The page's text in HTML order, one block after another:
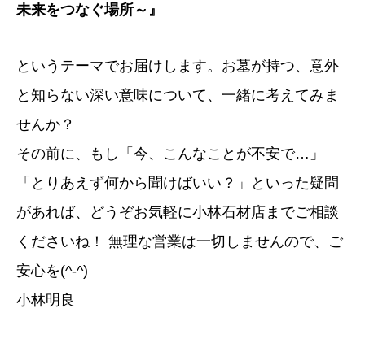
未来をつなぐ場所～』
というテーマでお届けします。お墓が持つ、意外
と知らない深い意味について、一緒に考えてみま
せんか？
その前に、もし「今、こんなことが不安で…」
「とりあえず何から聞けばいい？」といった疑問
があれば、どうぞお気軽に小林石材店までご相談
くださいね！ 無理な営業は一切しませんので、ご
安心を(^-^)
小林明良